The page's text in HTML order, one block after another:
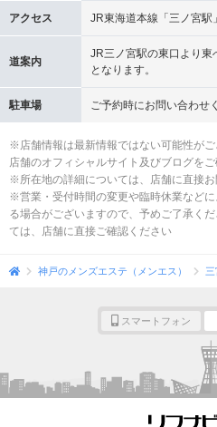
アクセス JR東海道本線「三ノ宮駅
道案内
JR三ノ宮駅の東口より東
となります。
駐車場 ご予約時にお問い合わせ
※店舗情報は最新情報ではない可能性がご
店舗のオフィシャルサイト及びブログを
※所在地の詳細については、店舗に直接
※営業・受付時間の変更や臨時休業など
る場合がございますので、予めご了承く
ては、店舗に直接ご確認ください
神戸のメンズエステ（メンエス）
スマートフォン